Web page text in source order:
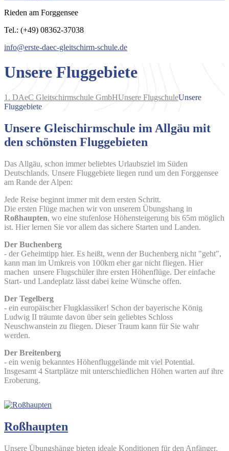
Rieden am Forggensee
Tel.: (+49) 08362-37038
info@erste-daec-gleitschirm-schule.de
Unsere Fluggebiete
1. DAeC Gleitschirmschule GmbHUnsere FlugschuleUnsere
Fluggebiete
Unsere Gleischirmschule im Allgäu mit
den schönsten Fluggebieten
Das Allgäu, schon immer beliebtes Urlaubsziel im Süden
Deutschlands. Unsere Fluggebiete liegen rund um den Forggensee
am Rande der Alpen:
Jede Reise beginnt immer mit dem ersten Schritt.
Die ersten Flüge machen wir von unserem Übungshang in
Roßhaupten, wo eine stufenlose Höhensteigerung bis 65m möglich
ist. Hier lernen Sie vor allem das sichere Starten und Landen.
Der Buchenberg
- der Geheimtipp hier. Es heißt, wenn der Buchenberg nicht "geht",
kann man im Umkreis von 100km eher gar nicht fliegen. Hier
machen unsere Flugschüler ihre ersten Höhenflüge. Der einfache
Start- und Landeplatz lässt dabei keine Wünsche offen.
Der Tegelberg
- ein europäischer Flugklassiker! Schon der bayerische König
Ludwig II träumte davon über sein geliebtes Schloss
Neuschwanstein zu fliegen. Dieser Traum kann für Sie wahr
werden.
Der Breitenberg
- ein wenig bekanntes Höhenfluggelände mit viel Potential.
Insgesamt 4 Startplätze mit unterschiedlichen Höhen warten auf ihre
Eroberung.
Roßhaupten
Unsere Übungshänge bieten ideale Konditionen für den Anfänger.